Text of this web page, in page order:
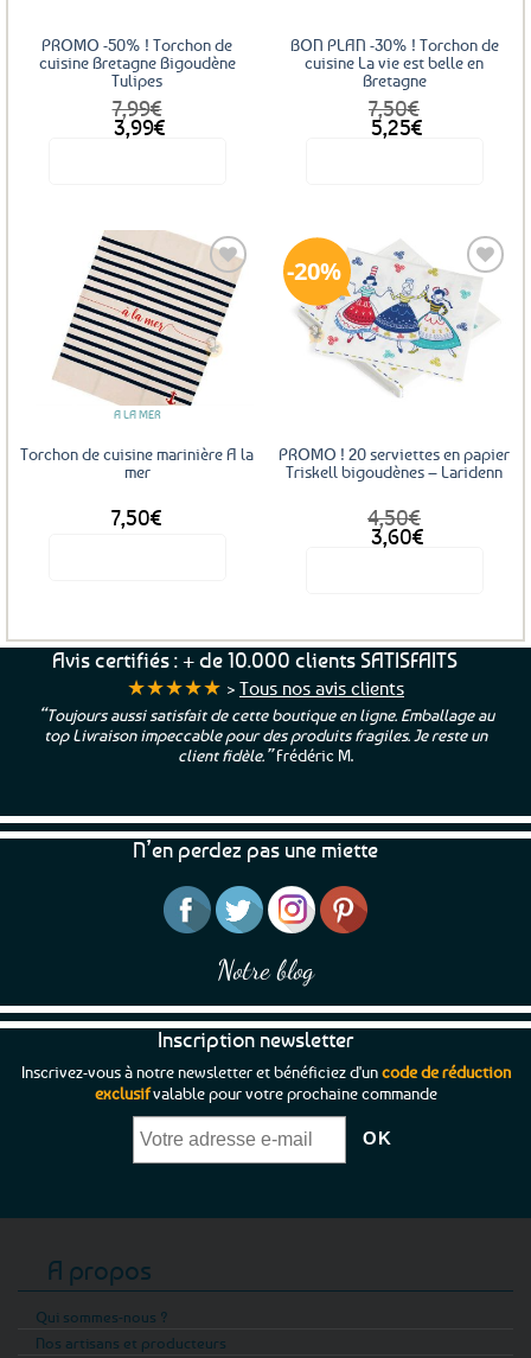
PROMO -50% ! Torchon de
cuisine Bretagne Bigoudène
Tulipes
7,99€
Le
prix
3,99€
Le
prix
BON PLAN -30% ! Torchon de
cuisine La vie est belle en
Bretagne
7,50€
Le
prix
5,25€
Le
prix
Ajouter
aux
favoris
A LA MER
Torchon de cuisine marinière A la
mer
7,50€
20%
Ajouter
favoris
PROMO ! 20 serviettes en papier
Triskell bigoudènes – Laridenn
4,50€
Le
prix
3,60€
Le
prix
Avis certifiés : + de 10.000 clients SATISFAITS
★★★★★ > Tous nos avis clients
“Toujours aussi satisfait de cette boutique en ligne. Emballage au
top Livraison impeccable pour des produits fragiles. Je reste un
client fidèle.”Frédéric M.
N’en perdez pas une miette
Notre blog
Inscription newsletter
Inscrivez-vous à notre newsletter et bénéficiez d'uncode de réduction
exclusifvalable pour votre prochaine commande
A propos
Qui sommes-nous ?
Nos artisans et producteurs